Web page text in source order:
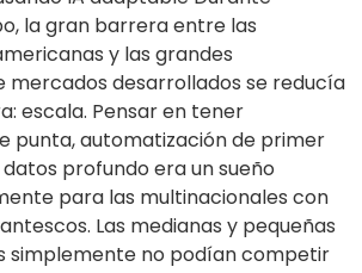
la gran barrera entre las
y las grandes
mercados desarrollados se reducía
escala. Pensar en tener
punta, automatización de primer
datos profundo era un sueño
para las multinacionales con
Las medianas y pequeñas
simplemente no podían competir